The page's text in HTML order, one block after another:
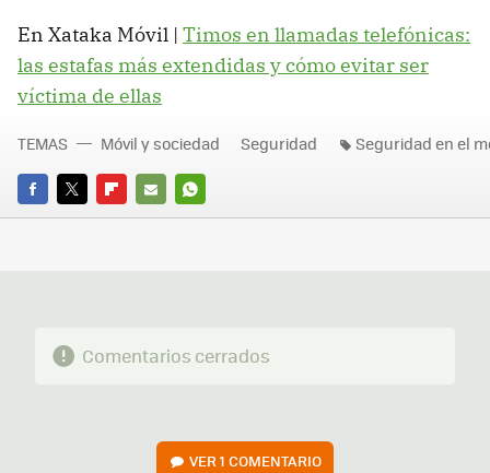
En Xataka Móvil | Timos en llamadas telefónicas:
las estafas más extendidas y cómo evitar ser
víctima de ellas
FACEBOOK
TWITTERFLIPBOARD
E-
WHATSAPP
TEMAS Móvil y sociedad Seguridad Seguridad en el
Comentarios cerrados
VER1 COMENTARIO